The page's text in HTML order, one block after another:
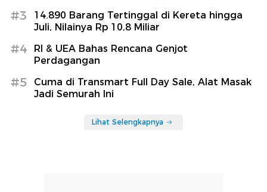
#3
14.890 Barang Tertinggal di Kereta hingga
Juli, Nilainya Rp 10,8 Miliar
#4
RI & UEA Bahas Rencana Genjot
Perdagangan
#5
Cuma di Transmart Full Day Sale, Alat Masak
Jadi Semurah Ini
Lihat Selengkapnya